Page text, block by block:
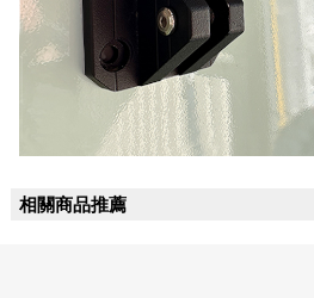
相關商品推薦